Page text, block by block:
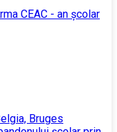
CEAC - an școlar
Bruges